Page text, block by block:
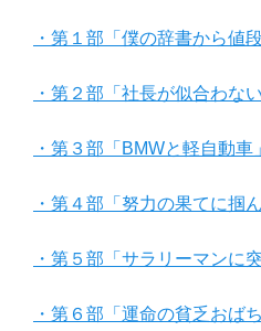
・第１部「僕の辞書から値
・第２部「社長が似合わない
・第３部「BMWと軽自動車」
・第４部「努力の果てに掴
・第５部「サラリーマンに
・第６部「運命の貧乏おばち